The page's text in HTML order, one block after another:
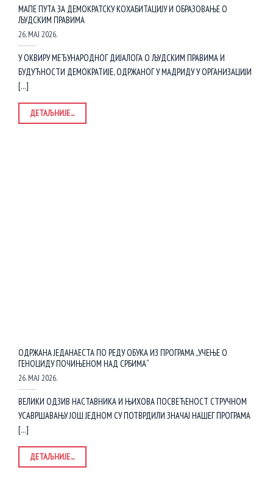
МАПЕ ПУТА ЗА ДЕМОКРАТСКУ КОХАБИТАЦИЈУ И ОБРАЗОВАЊЕ О
ЉУДСКИМ ПРАВИМА
26. МАЈ 2026.
У ОКВИРУ МЕЂУНАРОДНОГ ДИЈАЛОГА О ЉУДСКИМ ПРАВИМА И
БУДУЋНОСТИ ДЕМОКРАТИЈЕ, ОДРЖАНОГ У МАДРИДУ У ОРГАНИЗАЦИЈИ
[...]
ДЕТАЉНИЈЕ...
ОДРЖАНА ЈЕДАНАЕСТА ПО РЕДУ ОБУКА ИЗ ПРОГРАМА „УЧЕЊЕ О
ГЕНОЦИДУ ПОЧИЊЕНОМ НАД СРБИМА“
26. МАЈ 2026.
ВЕЛИКИ ОДЗИВ НАСТАВНИКА И ЊИХОВА ПОСВЕЋЕНОСТ СТРУЧНОМ
УСАВРШАВАЊУ ЈОШ ЈЕДНОМ СУ ПОТВРДИЛИ ЗНАЧАЈ НАШЕГ ПРОГРАМА
[...]
ДЕТАЉНИЈЕ...